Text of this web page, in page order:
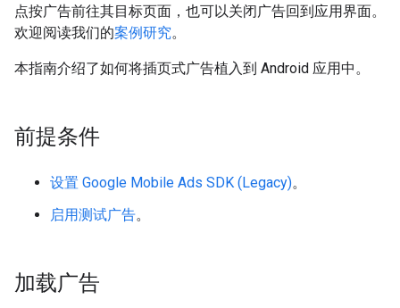
点按广告前往其目标页面，也可以关闭广告回到应用界面。
欢迎阅读我们的案例研究。
本指南介绍了如何将插页式广告植入到 Android 应用中。
前提条件
设置 Google Mobile Ads SDK (Legacy)。
启用测试广告。
加载广告